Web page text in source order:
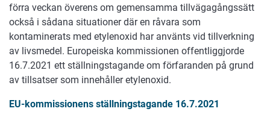
förra veckan överens om gemensamma tillvägagångssätt
också i sådana situationer där en råvara som
kontaminerats med etylenoxid har använts vid tillverkning
av livsmedel. Europeiska kommissionen offentliggjorde
16.7.2021 ett ställningstagande om förfaranden på grund
av tillsatser som innehåller etylenoxid.
EU-kommissionens ställningstagande 16.7.2021